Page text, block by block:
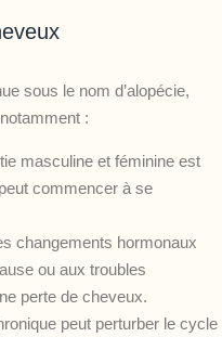
sous le nom d’alopécie,
:
masculine et féminine est
commencer à se
changements hormonaux
ou aux troubles
perte de cheveux.
peut perturber le cycle